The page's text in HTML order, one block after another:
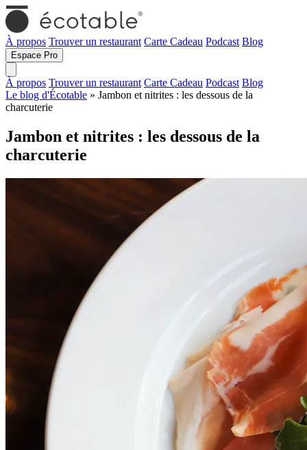
À propos Trouver un restaurant Carte Cadeau Podcast Blog
Espace Pro
À propos Trouver un restaurant Carte Cadeau Podcast Blog
Le blog d'Écotable » Jambon et nitrites : les dessous de la
charcuterie
Jambon et nitrites : les dessous de la
charcuterie